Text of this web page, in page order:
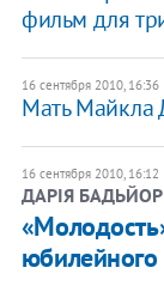
фильм для
16 сентября 2010, 16:36
Мать Майкла
16 сентября 2010, 16:12
ДАРІЯ БАДЬЙОР